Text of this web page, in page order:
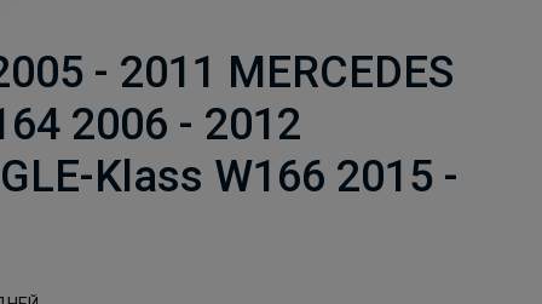
- 2011 MERCEDES
2006 - 2012
Klass W166 2015 -